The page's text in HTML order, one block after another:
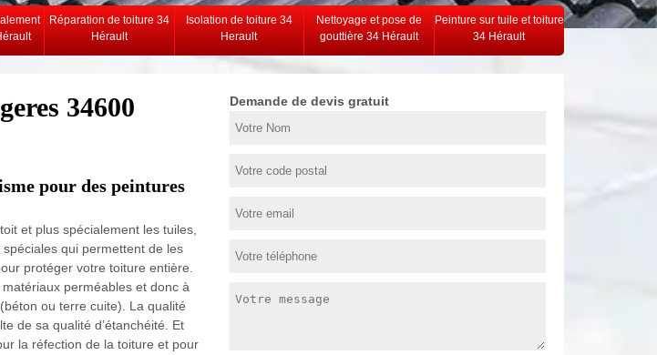
Réparation de toiture 34
Hérault
Isolation de toiture 34
Herault
Nettoyage et pose de
gouttière 34 Hérault
Peinture sur tuile et toiture
34 Hérault
34600
pour des peintures
et plus spécialement les tuiles,
qui permettent de les
protéger votre toiture entière.
matériaux perméables et donc à
ou terre cuite). La qualité
de sa qualité d’étanchéité. Et
la réfection de la toiture et pour
Demande de devis gratuit